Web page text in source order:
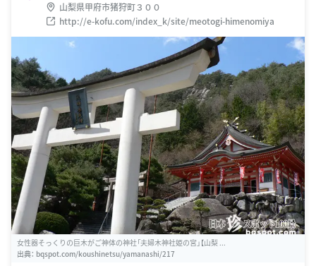
山梨県甲府市猪狩町３００
http://e-kofu.com/index_k/site/meotogi-himenomiya
女性器そっくりの巨木がご神体の神社「夫婦木神社姫の宮」【山梨 ...
出典： bqspot.com/koushinetsu/yamanashi/217